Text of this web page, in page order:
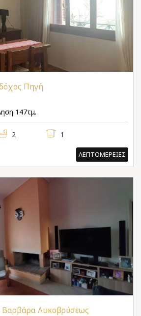
Πηγή
147τμ.
2 1
ΛΕΠΤΟΜΕΡΕΙΕΣ
Λυκοβρύσεως